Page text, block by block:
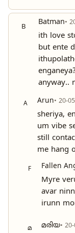
B Batman•
ith love
but ente
anyway..
A Arun• 20-
sheriya,
um vibe
still
me hang
F Fallen
Myre
avar
irunn
മ മരിയ•